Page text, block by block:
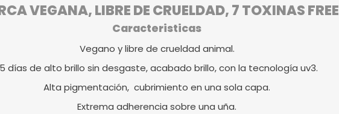
VEGANA, LIBRE DE CRUELDAD, 7 TOXINAS FREE
Caracteristicas
Vegano y libre de crueldad animal.
días de alto brillo sin desgaste, acabado brillo, con la tecnología uv3.
Alta pigmentación, cubrimiento en una sola capa.
Extrema adherencia sobre una uña.